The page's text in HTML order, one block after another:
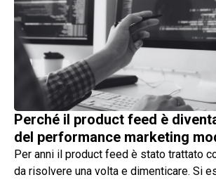
Perché il product feed è
del performance marketing
Per anni il product feed è stato trattato
da risolvere una volta e dimenticare. Si